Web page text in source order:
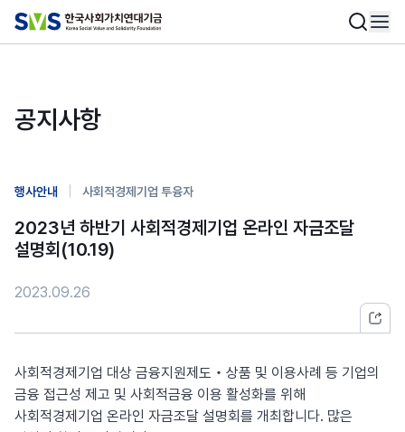
공지사항
행사안내 사회적경제기업 투융자
2023년 하반기 사회적경제기업 온라인 자금조달
설명회(10.19)
2023.09.26
사회적경제기업 대상 금융지원제도‧상품 및 이용사례 등 기업의
금융 접근성 제고 및 사회적금융 이용 활성화를 위해
사회적경제기업 온라인 자금조달 설명회를 개최합니다. 많은